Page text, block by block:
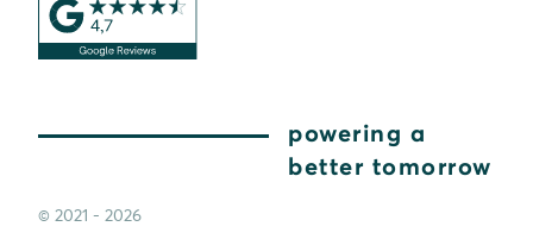
powering a
better tomorrow
© 2021 - 2026